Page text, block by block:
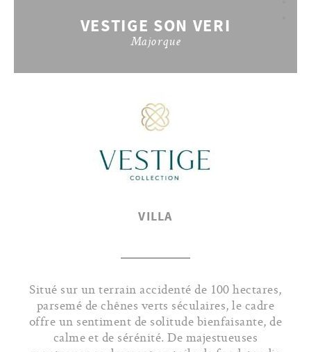
VESTIGE SON VERI
Majorque
VILLA
Situé sur un terrain accidenté de 100 hectares,
parsemé de chênes verts séculaires, le cadre
offre un sentiment de solitude bienfaisante, de
calme et de sérénité. De majestueuses